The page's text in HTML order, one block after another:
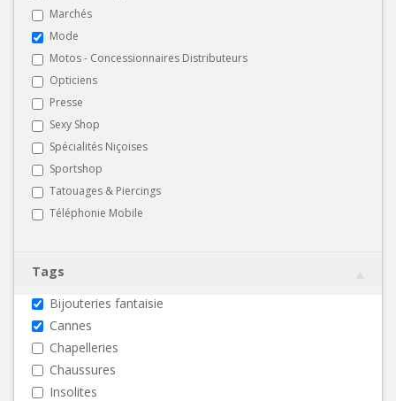
Marchés
Mode
Motos - Concessionnaires Distributeurs
Opticiens
Presse
Sexy Shop
Spécialités Niçoises
Sportshop
Tatouages & Piercings
Téléphonie Mobile
Tags
Bijouteries fantaisie
Cannes
Chapelleries
Chaussures
Insolites